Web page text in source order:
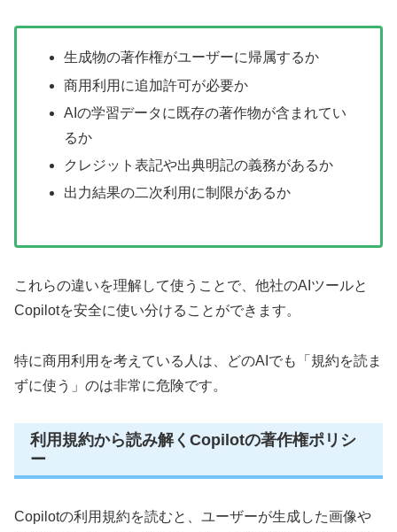
生成物の著作権がユーザーに帰属するか
商用利用に追加許可が必要か
AIの学習データに既存の著作物が含まれてい
るか
クレジット表記や出典明記の義務があるか
出力結果の二次利用に制限があるか
これらの違いを理解して使うことで、他社のAIツールと
Copilotを安全に使い分けることができます。
特に商用利用を考えている人は、どのAIでも「規約を読ま
ずに使う」のは非常に危険です。
利用規約から読み解くCopilotの著作権ポリシ
ー
Copilotの利用規約を読むと、ユーザーが生成した画像や